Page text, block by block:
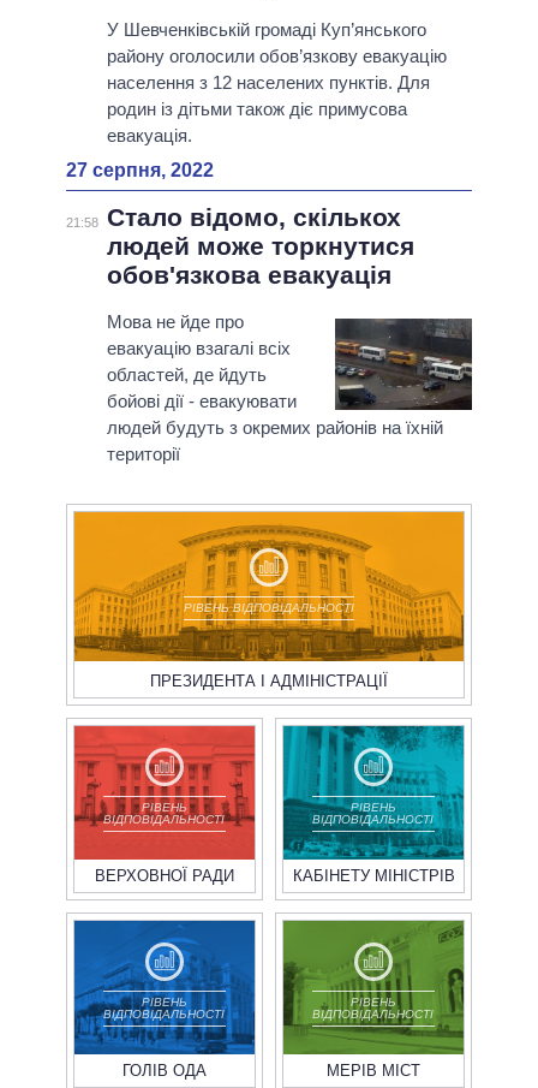
У Шевченківській громаді Куп’янського
району оголосили обов’язкову евакуацію
населення з 12 населених пунктів. Для
родин із дітьми також діє примусова
евакуація.
27 серпня, 2022
21:58 Стало відомо, скількох
людей може торкнутися
обов'язкова евакуація
Мова не йде про
евакуацію взагалі всіх
областей, де йдуть
бойові дії - евакуювати
людей будуть з окремих районів на їхній
території
РІВЕНЬ ВІДПОВІДАЛЬНОСТІ
ПРЕЗИДЕНТА І АДМІНІСТРАЦІЇ
РІВЕНЬ
ВІДПОВІДАЛЬНОСТІ
ВЕРХОВНОЇ РАДИ
РІВЕНЬ
ВІДПОВІДАЛЬНОСТІ
КАБІНЕТУ МІНІСТРІВ
РІВЕНЬ
ВІДПОВІДАЛЬНОСТІ
ГОЛІВ ОДА
РІВЕНЬ
ВІДПОВІДАЛЬНОСТІ
МЕРІВ МІСТ